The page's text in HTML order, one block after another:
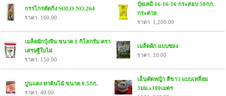
กรรไกรตัดกิ่ง SOLO NO.264
ราคา: 160.00
ปุ๋ยเคมี 16-16-16 กระสอบ 50กก.
กระต่าย
ราคา: 1,200.00
เมล็ดผักบุ้งจีน ขนาด 1 กิโลกรัม ตรา
เศรษฐีใบไผ่
ราคา: 150.00
เมล็ดผัก แบบซอง
ราคา: 10.00
ปูนแดง ทาต้นไม้ ขนาด 0.5กก.
ราคา: 40.00
เอ็นตัดหญ้า สีขาว แบบเหลี่ยม
3มม.x100เมตร